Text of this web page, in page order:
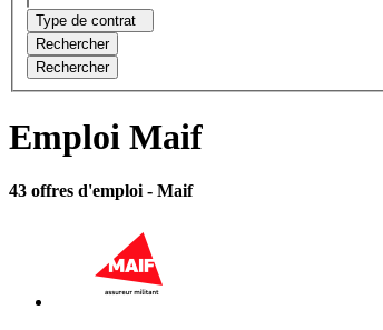
Type de contrat
Rechercher
Rechercher
Emploi Maif
43 offres d'emploi - Maif